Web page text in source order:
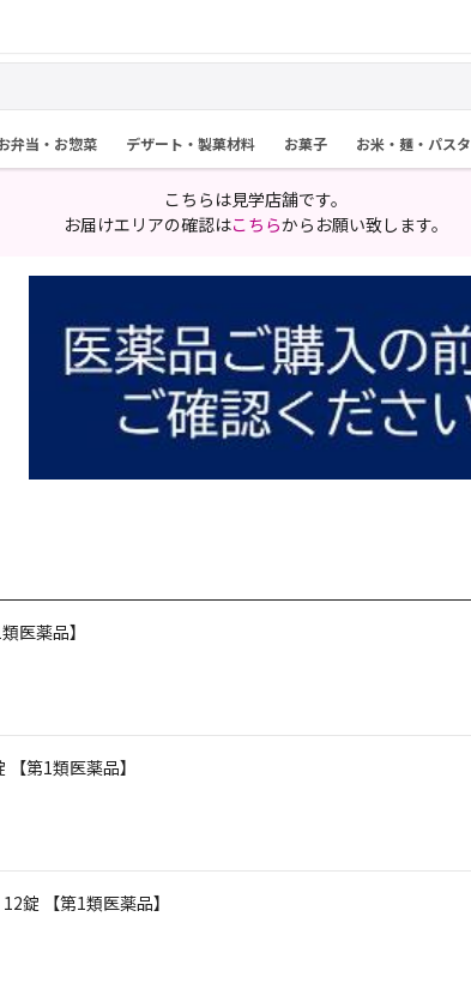
弁当・お惣菜 デザート・製菓材料 お菓子 お米・麺・パスタ
こちらは見学店舗です。
お届けエリアの確認はこちらからお願い致します。
医薬品】
第1類医薬品】
錠 【第1類医薬品】